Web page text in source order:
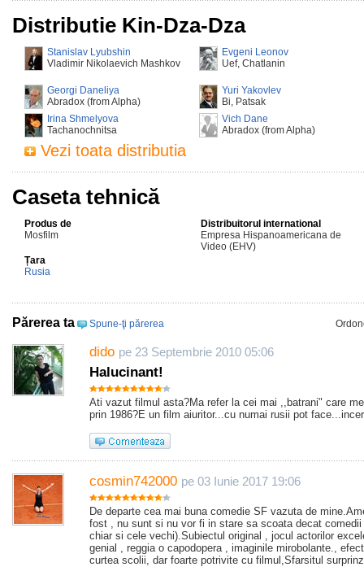
Distributie Kin-Dza-Dza
Stanislav Lyubshin
Vladimir Nikolaevich Mashkov
Evgeni Leonov
Uef, Chatlanin
Georgi Daneliya
Abradox (from Alpha)
Yuri Yakovlev
Bi, Patsak
Irina Shmelyova
Tachanochnitsa
Vich Dane
Abradox (from Alpha)
Vezi toata distributia
Caseta tehnică
Produs de
Mosfilm
Distribuitorul international
Empresa Hispanoamericana de
Video (EHV)
Țara
Rusia
Părerea ta Spune-ţi părerea
dido pe 23 Septembrie 2010 05:06
Halucinant!
Ati vazut filmul asta?Ma refer la cei mai ,,batrani" care
prin 1986?E un film aiuritor...cu numai rusii pot
cosmin742000 pe 03 Iunie 2017 19:06
De departe cea mai buna comedie SF vazuta de
fost , nu sunt si nu vor fi in stare sa scoata decat
chiar si cele vechi).Subiectul original , jocul actorilor
genial , reggia o capodopera , imaginile mirobolante.,
curtea scolii, dar foarte potrivite cu filmul,Sfarsitul